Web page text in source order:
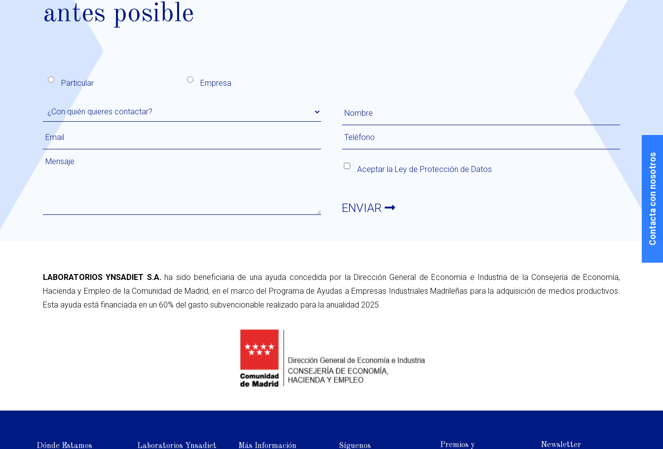
antes posible
Particular Empresa
Aceptar la Ley de Protección de Datos
ENVIAR
LABORATORIOS YNSADIET S.A.ha sido beneficiaria de una ayuda concedida por la Dirección General de Economía e Industria de la Consejería de Economía,
Hacienda y Empleo de la Comunidad de Madrid, en el marco del Programa de Ayudas a Empresas Industriales Madrileñas para la adquisición de medios productivos.
Esta ayuda está financiada en un 60% del gasto subvencionable realizado para la anualidad 2025.
Dónde Estamos Laboratorios Ynsadiet Más Información Síguenos
Premios y
Newsletter
Contacta con nosotros